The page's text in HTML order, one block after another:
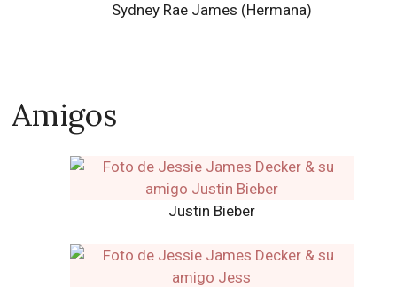
Sydney Rae James (Hermana)
Amigos
Justin Bieber